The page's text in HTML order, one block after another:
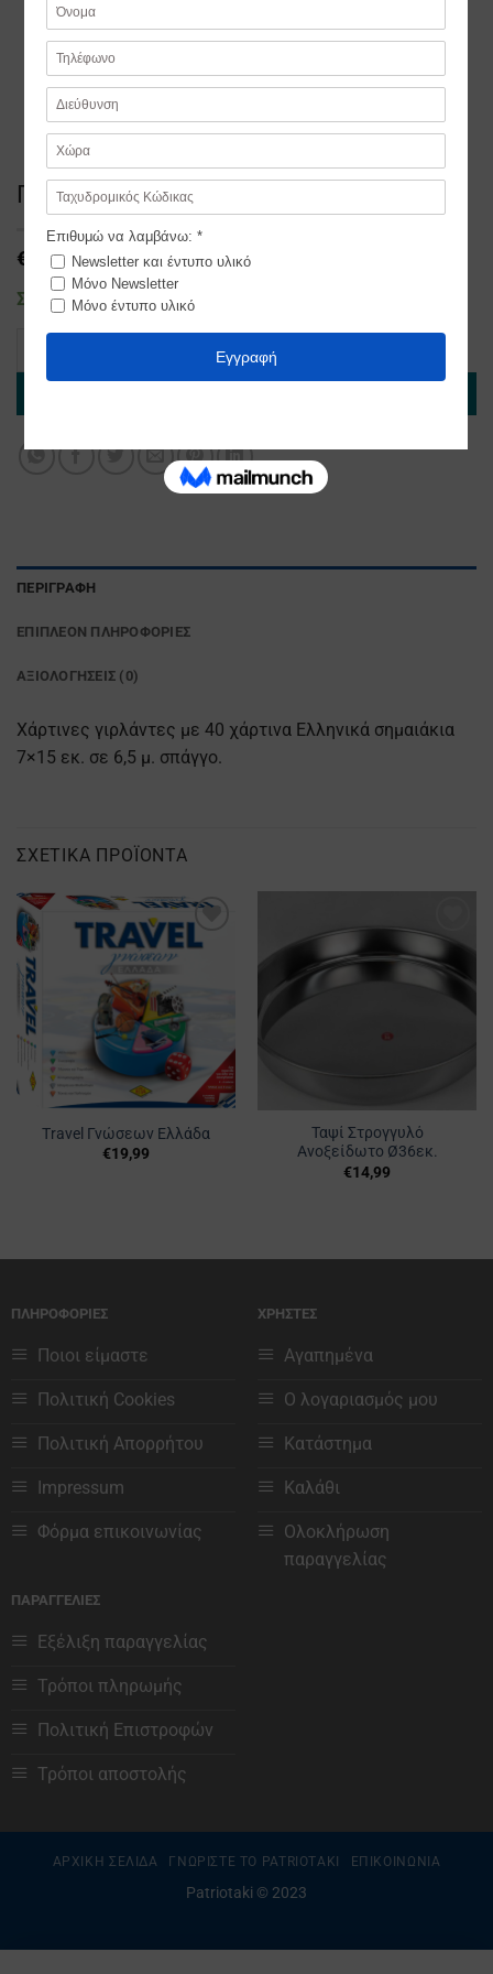
Γιρλάντα χάρτινη 7*15εκ.
€ 9,00
Σε απόθεμα
Γιρλάντα χάρτινη 7*15εκ. ποσότητα
ΠΕΡΙΓΡΑΦΉ
ΕΠΙΠΛΈΟΝ ΠΛΗΡΟΦΟΡΊΕΣ
ΑΞΙΟΛΟΓΉΣΕΙΣ (0)
Χάρτινες γιρλάντες με 40 χάρτινα Ελληνικά σημαιάκια
7×15 εκ. σε 6,5 μ. σπάγγο.
ΣΧΕΤΙΚΆ ΠΡΟΪΌΝΤΑ
Προσθήκη
Travel Γνώσεων Ελλάδα
€19,99
Προσθήκη
στα
Αγαπημένα
Ταψί Στρογγυλό
Ανοξείδωτο Ø36εκ.
€14,99
ΠΛΗΡΟΦΟΡΙΕΣ
Ποιοι είμαστε
Πολιτική Cookies
Πολιτική Απορρήτου
Impressum
Φόρμα επικοινωνίας
ΧΡΗΣΤΕΣ
Αγαπημένα
Ο λογαριασμός μου
Κατάστημα
Καλάθι
Ολοκλήρωση
παραγγελίας
ΠΑΡΑΓΓΕΛΙΕΣ
Εξέλιξη παραγγελίας
Τρόποι πληρωμής
Πολιτική Επιστροφών
Τρόποι αποστολής
ΑΡΧΙΚΗ ΣΕΛΙΔΑ ΓΝΩΡΙΣΤΕ ΤΟ PATRIOTAKI ΕΠΙΚΟΙΝΩΝΙΑ
Patriotaki © 2023